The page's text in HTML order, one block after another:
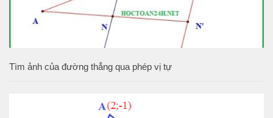
Tìm ảnh của đường thẳng qua phép vị tự